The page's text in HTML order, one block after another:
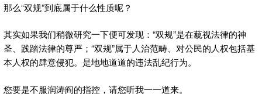
那么“双规”到底属于什么性质呢？
其实如果我们稍微研究一下便可发现：“双规”是在藐视法律的神
圣、践踏法律的尊严；“双规”属于人治范畴、对公民的人权包括基
本人权的肆意侵犯。是地地道道的违法乱纪行为。
您要是不服润涛阎的指控，请您听我一一道来。